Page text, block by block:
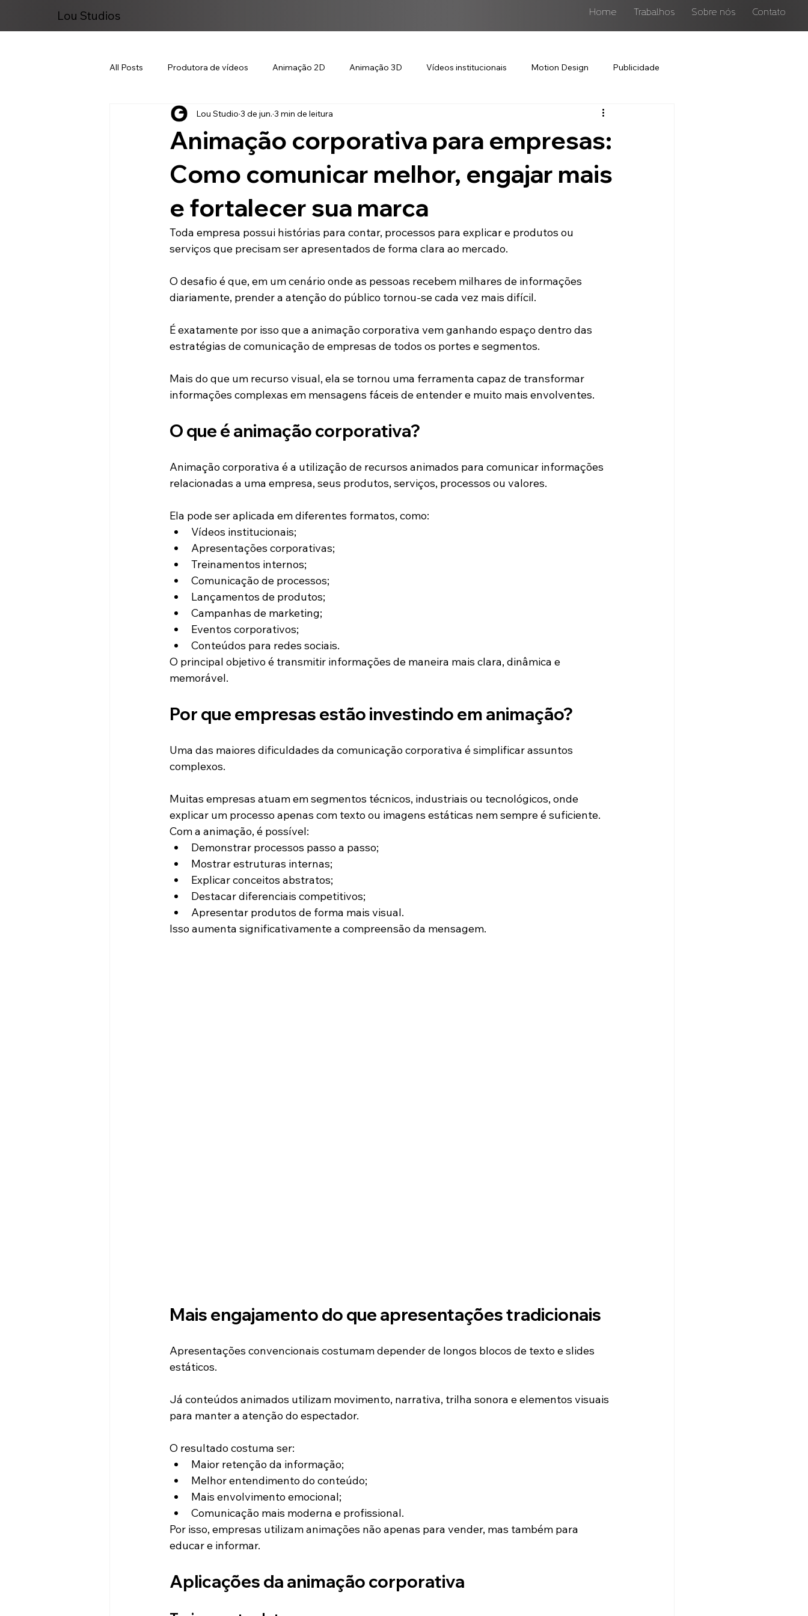
Lou Studios Home Trabalhos Sobre nós Contato
All Posts Produtora de vídeos Animação 2D Animação 3D Vídeos institucionais Motion Design Publicidade
Marketing Digital
Animação corporativa para empresas:
Como comunicar melhor, engajar mais
e fortalecer sua marca
Lou Studio 3 de jun. 3 min de leitura
Toda empresa possui histórias para contar, processos para explicar e produtos ou
serviços que precisam ser apresentados de forma clara ao mercado.
O desafio é que, em um cenário onde as pessoas recebem milhares de informações
diariamente, prender a atenção do público tornou-se cada vez mais difícil.
É exatamente por isso que a animação corporativa vem ganhando espaço dentro das
estratégias de comunicação de empresas de todos os portes e segmentos.
Mais do que um recurso visual, ela se tornou uma ferramenta capaz de transformar
informações complexas em mensagens fáceis de entender e muito mais envolventes.
O que é animação corporativa?
Animação corporativa é a utilização de recursos animados para comunicar informações
relacionadas a uma empresa, seus produtos, serviços, processos ou valores.
Ela pode ser aplicada em diferentes formatos, como:
Vídeos institucionais;
Apresentações corporativas;
Treinamentos internos;
Comunicação de processos;
Lançamentos de produtos;
Campanhas de marketing;
Eventos corporativos;
Conteúdos para redes sociais.
O principal objetivo é transmitir informações de maneira mais clara, dinâmica e
memorável.
Por que empresas estão investindo em animação?
Uma das maiores dificuldades da comunicação corporativa é simplificar assuntos
complexos.
Muitas empresas atuam em segmentos técnicos, industriais ou tecnológicos, onde
explicar um processo apenas com texto ou imagens estáticas nem sempre é suficiente.
Com a animação, é possível:
Demonstrar processos passo a passo;
Mostrar estruturas internas;
Explicar conceitos abstratos;
Destacar diferenciais competitivos;
Apresentar produtos de forma mais visual.
Isso aumenta significativamente a compreensão da mensagem.
Mais engajamento do que apresentações tradicionais
Apresentações convencionais costumam depender de longos blocos de texto e slides
estáticos.
Já conteúdos animados utilizam movimento, narrativa, trilha sonora e elementos visuais
para manter a atenção do espectador.
O resultado costuma ser:
Maior retenção da informação;
Melhor entendimento do conteúdo;
Mais envolvimento emocional;
Comunicação mais moderna e profissional.
Por isso, empresas utilizam animações não apenas para vender, mas também para
educar e informar.
Aplicações da animação corporativa